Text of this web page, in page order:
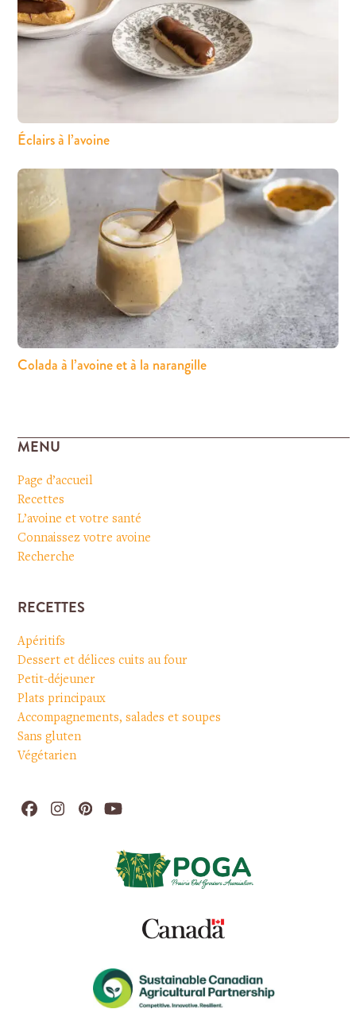
Éclairs à l’avoine
Colada à l’avoine et à la narangille
MENU
Page d’accueil
Recettes
L’avoine et votre santé
Connaissez votre avoine
Recherche
RECETTES
Apéritifs
Dessert et délices cuits au four
Petit-déjeuner
Plats principaux
Accompagnements, salades et soupes
Sans gluten
Végétarien
Facebook
Instagram
PinterestYouTube